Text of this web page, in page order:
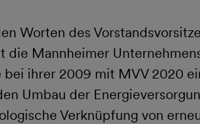
Worten des
die Mannheimer
bei ihrer 2009 mit MVV 2020
Umbau der
Verknüpfung von